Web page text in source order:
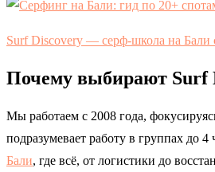
Surf Discovery — серф-школа на Бали
Почему выбирают Surf
Мы работаем с 2008 года,
подразумевает работу в группах до
Бали, где всё, от логистики до